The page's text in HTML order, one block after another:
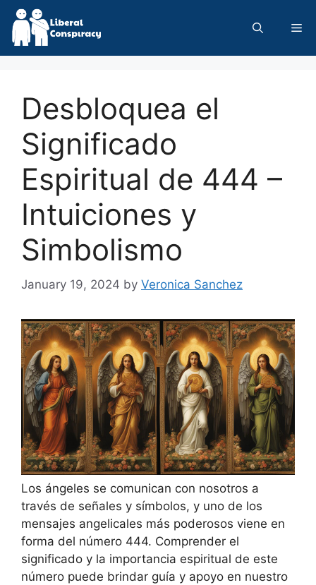
Skip
content
Desbloquea el
Significado
Espiritual de 444 –
Intuiciones y
Simbolismo
January 19, 2024 by Veronica Sanchez
Los ángeles se comunican con nosotros a
través de señales y símbolos, y uno de los
mensajes angelicales más poderosos viene en
forma del número 444. Comprender el
significado y la importancia espiritual de este
número puede brindar guía y apoyo en nuestro